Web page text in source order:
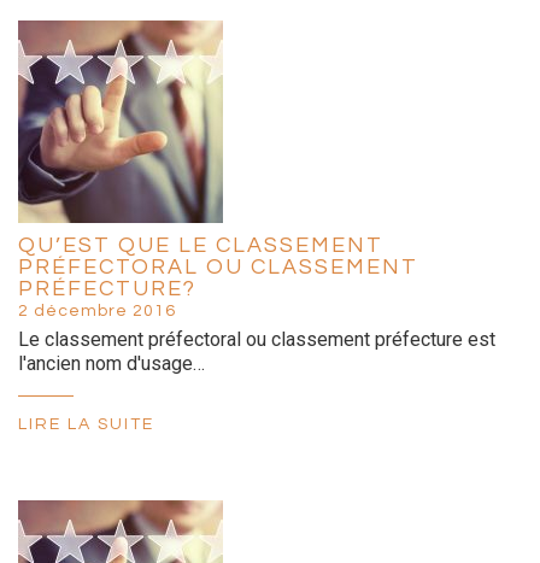
QU’EST QUE LE CLASSEMENT
PRÉFECTORAL OU CLASSEMENT
PRÉFECTURE?
2 décembre 2016
Le classement préfectoral ou classement préfecture est
l'ancien nom d'usage…
LIRE LA SUITE